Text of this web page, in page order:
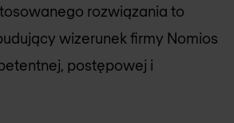
rozwiązania to
wizerunek firmy Nomios
postępowej i